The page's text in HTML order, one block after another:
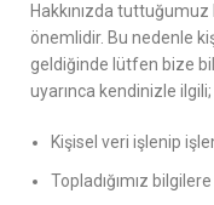
Hakkınızda
önemlidir. Bu nedenle
geldiğinde lütfen bize
uyarınca kendinizle ilgili;
Kişisel veri işlenip
Topladığımız